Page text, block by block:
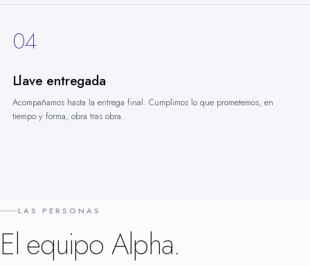
04
Llave entregada
Acompañamos hasta la entrega final. Cumplimos lo que prometemos, en
tiempo y forma, obra tras obra.
LAS PERSONAS
El equipo Alpha.